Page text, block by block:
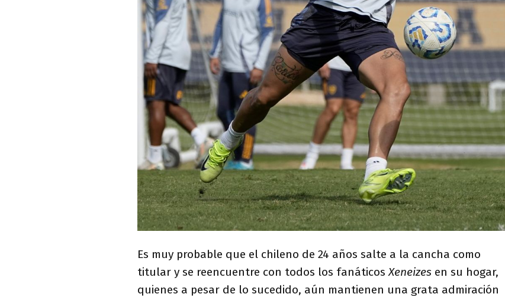
Es muy probable que el chileno de 24 años salte a la cancha como
titular y se reencuentre con todos los fanáticosXeneizes en su hogar,
quienes a pesar de lo sucedido, aún mantienen una grata admiración